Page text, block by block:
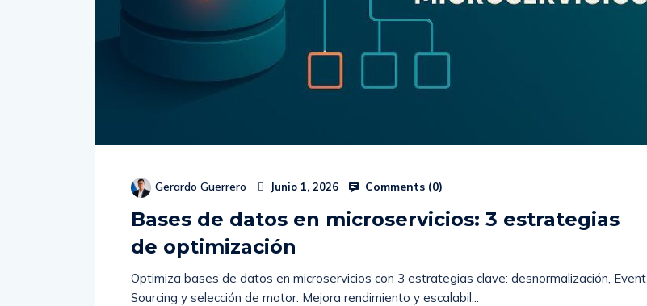
Gerardo Guerrero Junio 1, 2026 Comments (0)
Bases de datos en microservicios: 3 estrategias
de optimización
Optimiza bases de datos en microservicios con 3 estrategias clave: desnormalización, Event
Sourcing y selección de motor. Mejora rendimiento y escalabil...